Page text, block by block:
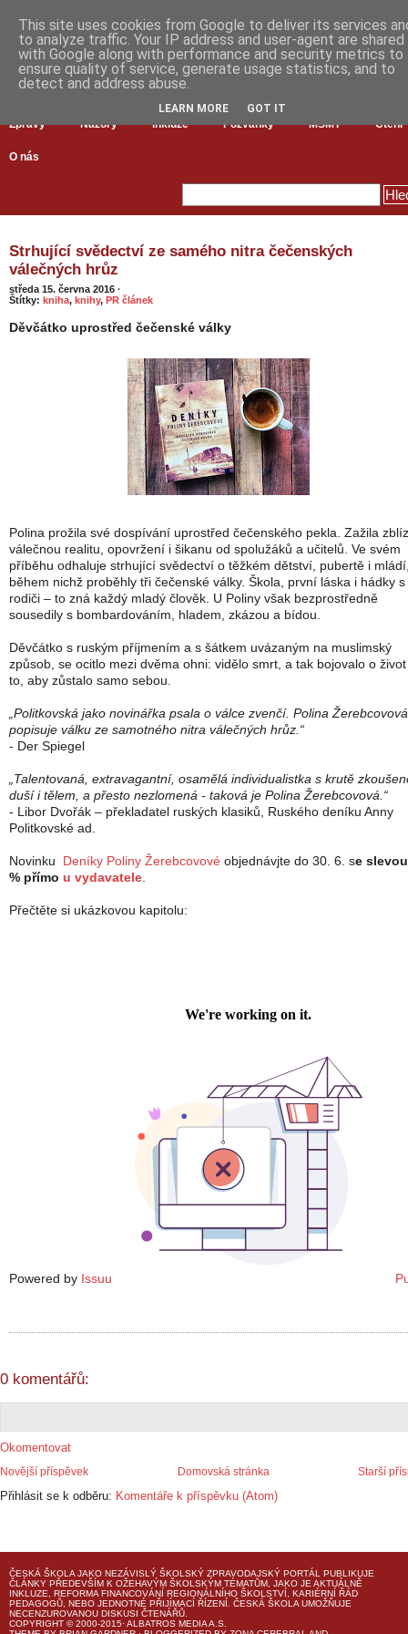
Zprávy Názory Inkluze Pozvánky MŠMT Čtení
O nás
Strhující svědectví ze samého nitra čečenských
válečných hrůz
středa 15. června 2016 ·
Štítky: kniha, knihy, PR článek
Děvčátko uprostřed čečenské války
Polina prožila své dospívání uprostřed čečenského pekla. Zažila
válečnou realitu, opovržení i šikanu od spolužáků a učitelů. Ve svém
příběhu odhaluje strhující svědectví o těžkém dětství, pubertě i
během nichž proběhly tři čečenské války. Škola, první láska i hádky s
rodiči – to zná každý mladý člověk. U Poliny však bezprostředně
sousedily s bombardováním, hladem, zkázou a bídou.
Děvčátko s ruským příjmením a s šátkem uvázaným na muslimský
způsob, se ocitlo mezi dvěma ohni: vidělo smrt, a tak bojovalo o
to, aby zůstalo samo sebou.
„Politkovská jako novinářka psala o válce zvenčí. Polina Žerebcovová
popisuje válku ze samotného nitra válečných hrůz.“
- Der Spiegel
„Talentovaná, extravagantní, osamělá individualistka s krutě
duší i tělem, a přesto nezlomená - taková je Polina Žerebcovová.“
- Libor Dvořák – překladatel ruských klasiků, Ruského deníku Anny
Politkovské ad.
Novinku Deníky Poliny Žerebcovové objednávjte do 30. 6. se
% přímo u vydavatele
Přečtěte si ukázkovou kapitolu:
Powered by Issuu
0 komentářů:
Okomentovat
Novější příspěvek Starší
Domovská stránka
Přihlásit se k odběru: Komentáře k příspěvku (Atom)
ČESKÁ ŠKOLA JAKO NEZÁVISLÝ ŠKOLSKÝ ZPRAVODAJSKÝ PORTÁL PUBLIKUJE
ČLÁNKY PŘEDEVŠÍM K OŽEHAVÝM ŠKOLSKÝM TÉMATŮM, JAKO JE AKTUÁLNĚ
INKLUZE, REFORMA FINANCOVÁNÍ REGIONÁLNÍHO ŠKOLSTVÍ, KARIÉRNÍ ŘÁD
PEDAGOGŮ, NEBO JEDNOTNÉ PŘIJÍMACÍ ŘÍZENÍ. ČESKÁ ŠKOLA UMOŽŇUJE
NECENZUROVANOU DISKUSI ČTENÁŘŮ.
COPYRIGHT © 2000-2015· ALBATROS MEDIA A.S.
This site uses cookies from Google to deliver its services
to analyze traffic. Your IP address and user-agent are shared
with Google along with performance and security metrics to
ensure quality of service, generate usage statistics, and to
detect and address abuse.
LEARN MORE GOT IT